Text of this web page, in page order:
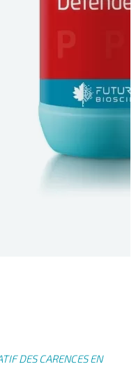
DES CARENCES EN